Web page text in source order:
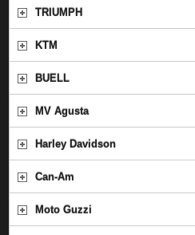
TRIUMPH
KTM
BUELL
MV Agusta
Harley Davidson
Can-Am
Moto Guzzi